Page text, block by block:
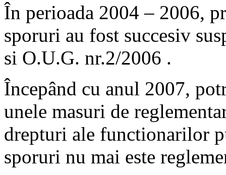
În perioada 2004 – 2006,
sporuri au fost succesiv
si O.U.G. nr.2/2006 .
Începând cu anul 2007,
unele masuri de
drepturi ale functionarilor
sporuri nu mai este